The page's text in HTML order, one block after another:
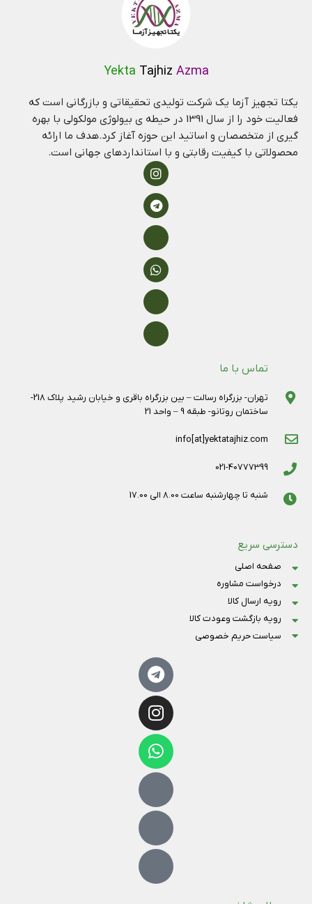
Yekta Tajhiz Azma
یکتا تجهیز آزما یک شرکت تولیدی تحقیقاتی و بازرگانی است که
فعالیت خود را از سال 1391 در حیطه ی بیولوژی مولکولی با بهره
گیری از متخصصان و اساتید این حوزه آغاز کرد.هدف ما ارائه
محصولاتی با کیفیت رقابتی و با استانداردهای جهانی است.
تماس با ما
تهران- بزرگراه رسالت – بین بزرگراه باقری و خیابان رشید پلاک 218-
ساختمان روتانو- طبقه 9 – واحد 21
info[at]yektatajhiz.com
021-40777399
شنبه تا چهارشنبه ساعت 8.00 الی 17.00
دسترسی سریع
صفحه اصلی
درخواست مشاوره
رویه ارسال کالا
رویه بازگشت وعودت کالا
سیاست حریم خصوصی